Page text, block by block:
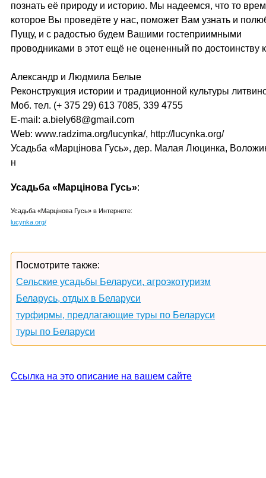
познать её природу и историю. Мы надеемся, что то
которое Вы проведёте у нас, поможет Вам узнать и
Пущу, и с радостью будем Вашими гостеприимными
проводниками в этот ещё не оцененный по достоинству
Александр и Людмила Белые
Реконструкция истории и традиционной культуры
Мoб. тeл. (+ 375 29) 613 7085, 339 4755
E-mail: a.biely68@gmail.com
Web: www.radzima.org/lucynka/, http://lucynka.org/
Усадьба «Марцiнова Гусь», дер. Малая Люцинка,
н
Усадьба «Марцiнова Гусь»:
Усадьба «Марцiнова Гусь» в Интернете:
lucynka.org/
Посмотрите также:
Сельские усадьбы Беларуси, агроэкотуризм
Беларусь, отдых в Беларуси
турфирмы, предлагающие туры по Беларуси
туры по Беларуси
Ссылка на это описание на вашем сайте